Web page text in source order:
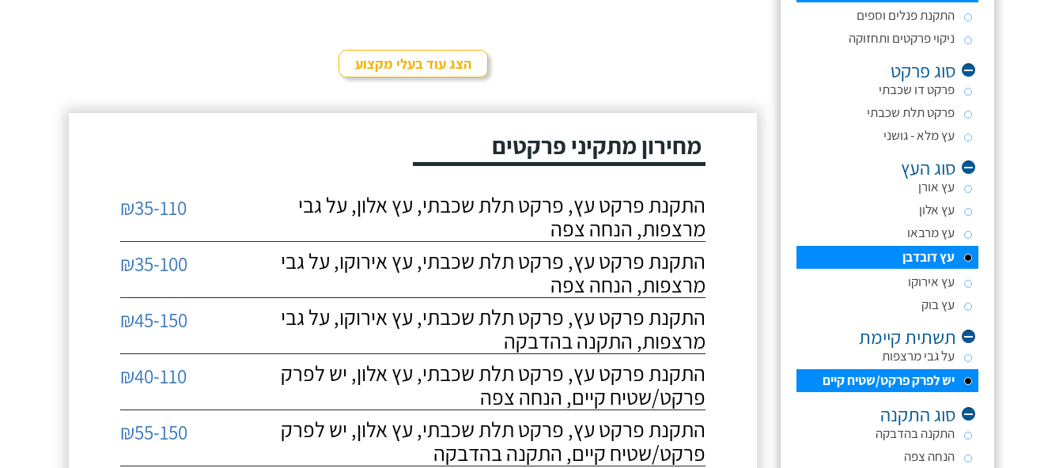
התקנת פנלים וספים
ניקוי פרקטים ותחזוקה
סוג פרקט
פרקט דו שכבתי
פרקט תלת שכבתי
עץ מלא - גושני
סוג העץ
עץ אורן
עץ אלון
עץ מרבאו
עץ דובדבן
עץ אירוקו
עץ בוק
תשתית קיימת
על גבי מרצפות
יש לפרק פרקט/שטיח קיים
סוג התקנה
התקנה בהדבקה
הנחה צפה
הצג עוד בעלי מקצוע
מחירון מתקיני פרקטים
התקנת פרקט עץ, פרקט תלת שכבתי, עץ אלון, על גבי
מרצפות, הנחה צפה
₪35-110
התקנת פרקט עץ, פרקט תלת שכבתי, עץ אירוקו, על גבי
מרצפות, הנחה צפה
₪35-100
התקנת פרקט עץ, פרקט תלת שכבתי, עץ אירוקו, על גבי
מרצפות, התקנה בהדבקה
₪45-150
התקנת פרקט עץ, פרקט תלת שכבתי, עץ אלון, יש לפרק
פרקט/שטיח קיים, הנחה צפה
₪40-110
התקנת פרקט עץ, פרקט תלת שכבתי, עץ אלון, יש לפרק
פרקט/שטיח קיים, התקנה בהדבקה
₪55-150